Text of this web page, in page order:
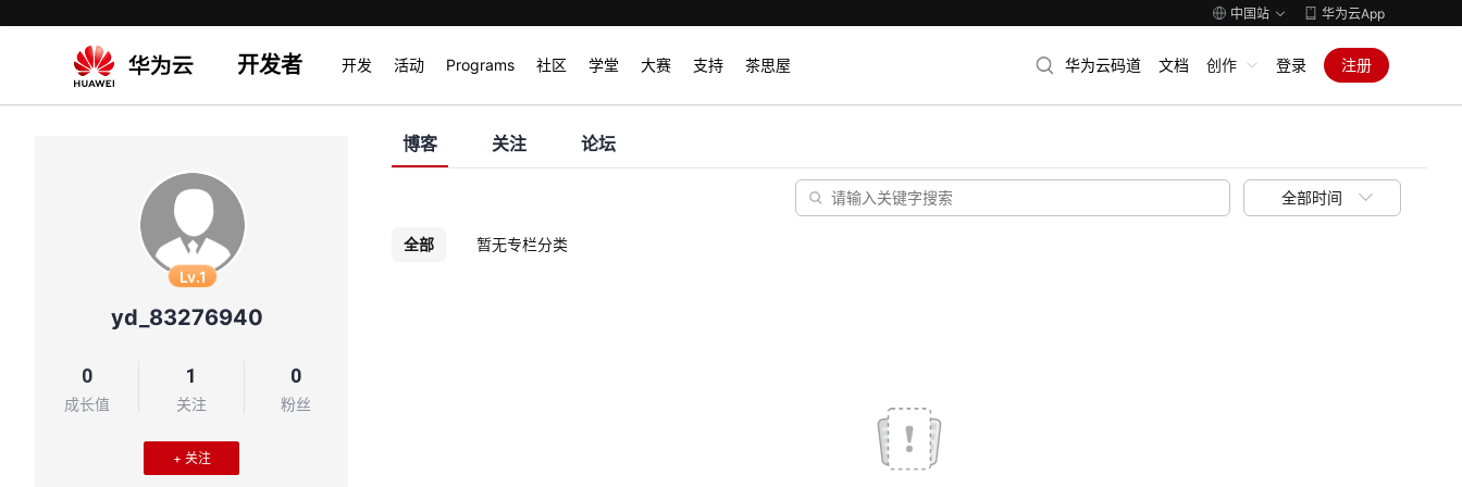
中国站 华为云App
开发者 开发 活动 Programs 社区 学堂 大赛 支持 茶思屋 华为云码道 文档 创作 登录 注册
Lv.1
yd_83276940
0
成长值
1
关注
0
粉丝
+ 关注
博客 关注 论坛
全部时间
全部 暂无专栏分类